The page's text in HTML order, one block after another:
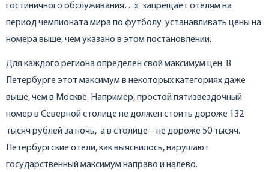
гостиничного обслуживания…» запрещает отелям на
период чемпионата мира по футболу устанавливать цены на
номера выше, чем указано в этом постановлении.
Для каждого региона определен свой максимум цен. В
Петербурге этот максимум в некоторых категориях даже
выше, чем в Москве. Например, простой пятизвездочный
номер в Северной столице не должен стоить дороже 132
тысяч рублей за ночь, а в столице – не дороже 50 тысяч.
Петербургские отели, как выяснилось, нарушают
государственный максимум направо и налево.